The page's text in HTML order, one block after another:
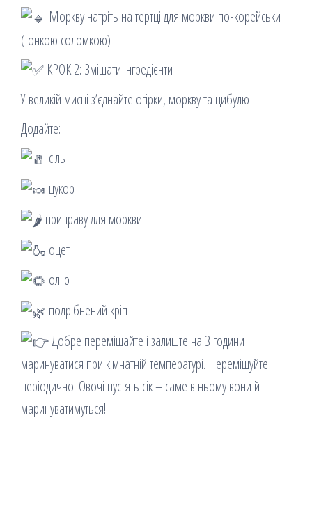
Моркву натріть на тертці для моркви по-корейськи
(тонкою соломкою)
КРОК 2: Змішати інгредієнти
У великій мисці з’єднайте огірки, моркву та цибулю
Додайте:
сіль
цукор
приправу для моркви
оцет
олію
подрібнений кріп
Добре перемішайте і залиште на 3 години
маринуватися при кімнатній температурі. Перемішуйте
періодично. Овочі пустять сік – саме в ньому вони й
маринуватимуться!